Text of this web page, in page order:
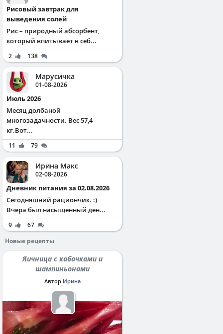
Рисовый завтрак для
выведения солей
Рис – природный абсорбент,
который впитывает в себ...
2 138
Марусичка
01-08-2026
Июль 2026
Месяц долбаной
многозадачности. Вес 57,4
кг.Вот...
11 79
Ирина Макс
02-08-2026
Дневник питания за 02.08.2026
Сегодняшний рациончик. :)
Вчера был насыщенный ден...
9
67
Новые рецепты
Яичница с кабачками и
шампиньонами
Автор Ирина